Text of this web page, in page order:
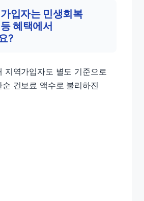
입자는 민생회복
혜택에서
?
지역가입자도 별도 기준으로
건보료 액수로 불리하진